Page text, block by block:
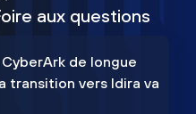
aux questions
de longue
transition vers Idira va